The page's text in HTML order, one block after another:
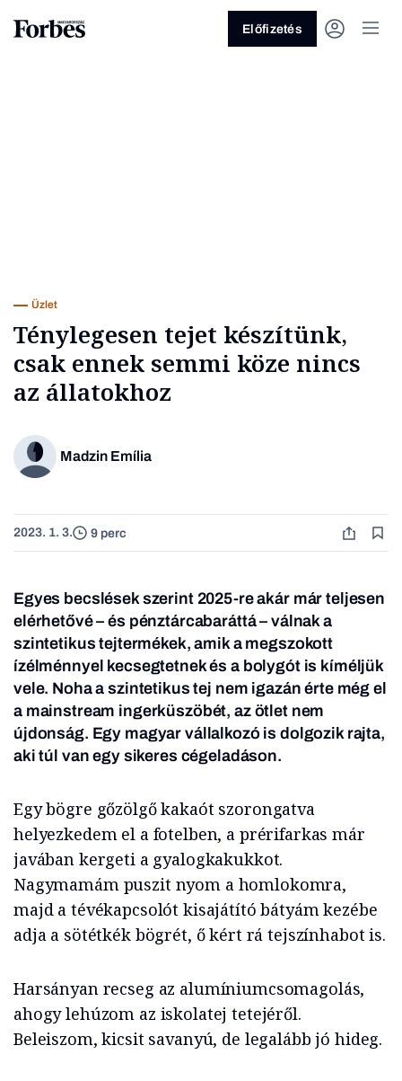
Előfizetés
Üzlet
Ténylegesen tejet készítünk,
csak ennek semmi köze nincs
az állatokhoz
Madzin Emília
2023. 1. 3. 9 perc
Egyes becslések szerint 2025-re akár már teljesen
elérhetővé – és pénztárcabaráttá – válnak a
szintetikus tejtermékek, amik a megszokott
ízélménnyel kecsegtetnek és a bolygót is kíméljük
vele. Noha a szintetikus tej nem igazán érte még el
a mainstream ingerküszöbét, az ötlet nem
újdonság. Egy magyar vállalkozó is dolgozik rajta,
aki túl van egy sikeres cégeladáson.
Egy bögre gőzölgő kakaót szorongatva
helyezkedem el a fotelben, a prérifarkas már
javában kergeti a gyalogkakukkot.
Nagymamám puszit nyom a homlokomra,
majd a tévékapcsolót kisajátító bátyám kezébe
adja a sötétkék bögrét, ő kért rá tejszínhabot is.
Harsányan recseg az alumíniumcsomagolás,
ahogy lehúzom az iskolatej tetejéről.
Beleiszom, kicsit savanyú, de legalább jó hideg.